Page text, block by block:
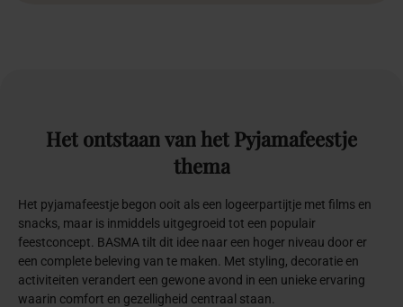
Het ontstaanvanhet Pyjamafeestje
thema
Het pyjamafeestje begon ooit als een logeerpartijtje met films en
snacks, maar is inmiddels uitgegroeid tot een populair
feestconcept. BASMA tilt dit idee naar een hoger niveau door er
een complete beleving van te maken. Met styling, decoratie en
activiteiten verandert een gewone avond in een unieke ervaring
waarin comfort en gezelligheid centraal staan.